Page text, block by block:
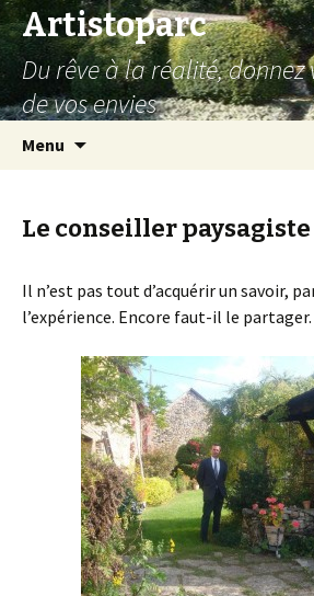
Artistoparc
Du rêve à la réalité,
de vos envies
Menu
principal
Le conseiller paysagiste
Il n’est pas tout d’acquérir un savoir,
l’expérience. Encore faut-il le partager.